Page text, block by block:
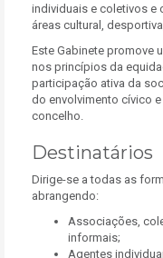
individuais e coletivos e
áreas cultural,
Este Gabinete promove
nos princípios da
participação ativa da
do envolvimento cívico
concelho.
Destinatários
Dirige-se a todas as
abrangendo:
Associações,
informais;
Agentes